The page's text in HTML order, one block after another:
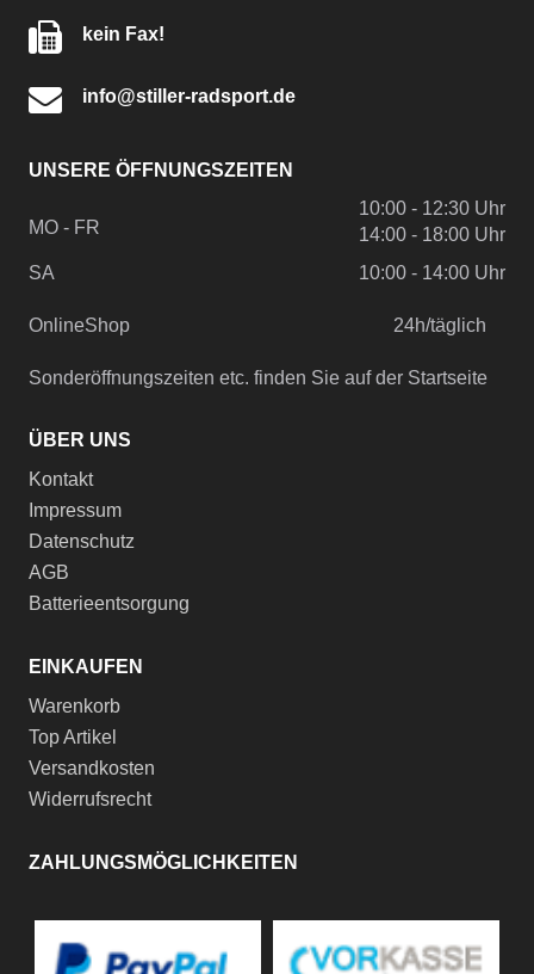
kein Fax!
info@stiller-radsport.de
UNSERE ÖFFNUNGSZEITEN
MO - FR
10:00 - 12:30 Uhr
14:00 - 18:00 Uhr
SA
10:00 - 14:00 Uhr
OnlineShop 24h/täglich
Sonderöffnungszeiten etc. finden Sie auf der Startseite
ÜBER UNS
Kontakt
Impressum
Datenschutz
AGB
Batterieentsorgung
EINKAUFEN
Warenkorb
Top Artikel
Versandkosten
Widerrufsrecht
ZAHLUNGSMÖGLICHKEITEN